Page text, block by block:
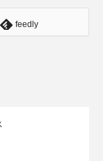
feedly